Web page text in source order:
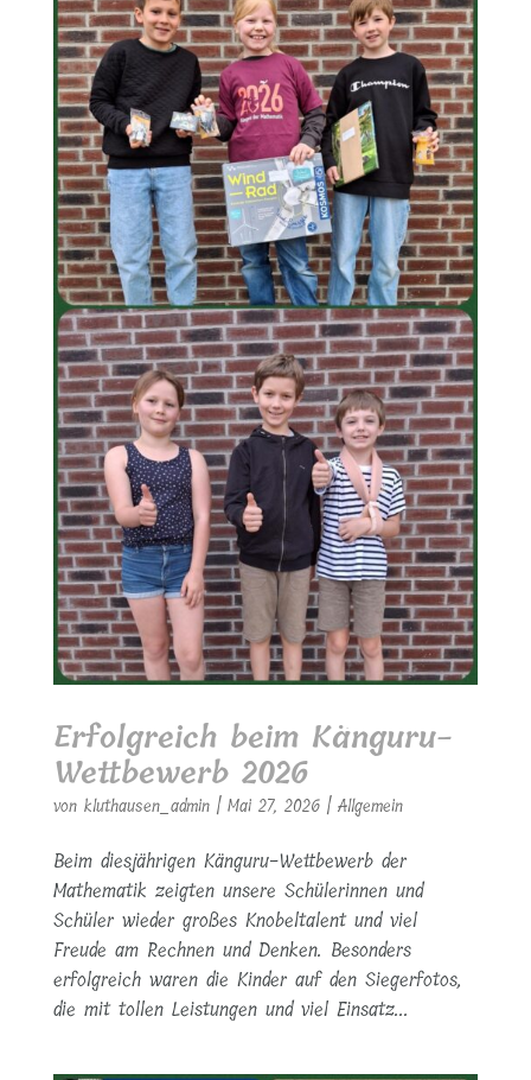
Erfolgreich beim Känguru-
Wettbewerb 2026
von kluthausen_admin| Mai 27, 2026| Allgemein
Beim diesjährigen Känguru-Wettbewerb der
Mathematik zeigten unsere Schülerinnen und
Schüler wieder großes Knobeltalent und viel
Freude am Rechnen und Denken. Besonders
erfolgreich waren die Kinder auf den Siegerfotos,
die mit tollen Leistungen und viel Einsatz...